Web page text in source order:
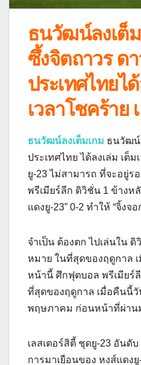
ธนวัฒน์ลงเต็
ซึ้งจิตถาวร ด
ประเทศไทยไ
เวลาโชคร้าย
ธนวัฒน์ลงเต็มเกม ธนวัฒน์
ประเทศไทย ได้ลงเล่ม เต็ม
ยู-23 ไม่สามารถ ที่จะอยู่ร
พรีเมียร์ลีก ดิวิชั่น 1 ข้างห
แดงยู-23” 0-2 ทำให้ “จิ้งจ
จำเป็น ต้องตก ไปเล่นใน
หมาย ในที่สุดของฤดูกาล
หน้านี้ ศึกฟุตบอล พรีเมียร์
ที่สุดของฤดูกาล เมื่อคืนนี้วั
พฤษภาคม ก่อนหน้าที่ผ่าน
เลสเตอร์สิตี้ ชุดยู-23 อันดั
การมาเยือนของ หงส์แดง